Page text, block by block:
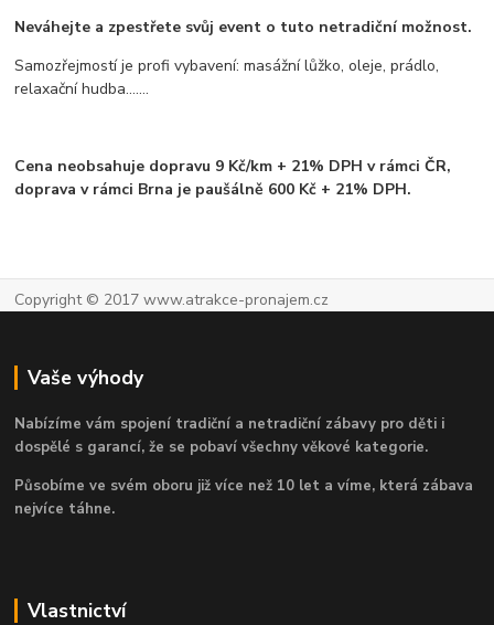
Neváhejte a zpestřete svůj event o tuto netradiční možnost.
Samozřejmostí je profi vybavení: masážní lůžko, oleje, prádlo,
relaxační hudba.......
Cena neobsahuje dopravu 9 Kč/km + 21% DPH v rámci ČR,
doprava v rámci Brna je paušálně 600 Kč + 21% DPH.
Copyright © 2017 www.atrakce-pronajem.cz
Vaše výhody
Nabízíme vám spojení tradiční a netradiční zábavy pro děti i
dospělé s garancí, že se pobaví všechny věkové kategorie.
Působíme ve svém oboru již více než 10 let a víme, která zábava
nejvíce táhne.
Vlastnictví